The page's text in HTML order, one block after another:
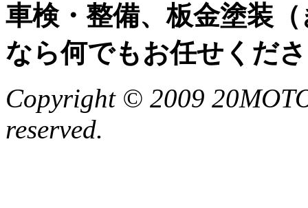
車検・整備、板金塗装
なら何でもお任せくだ
Copyright © 2009
reserved.